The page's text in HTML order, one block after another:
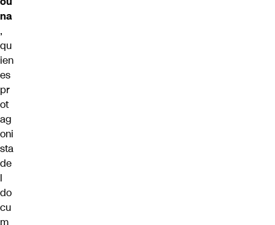
na
,
qu
ien
es
pr
ot
ag
oni
sta
de
l
do
cu
m